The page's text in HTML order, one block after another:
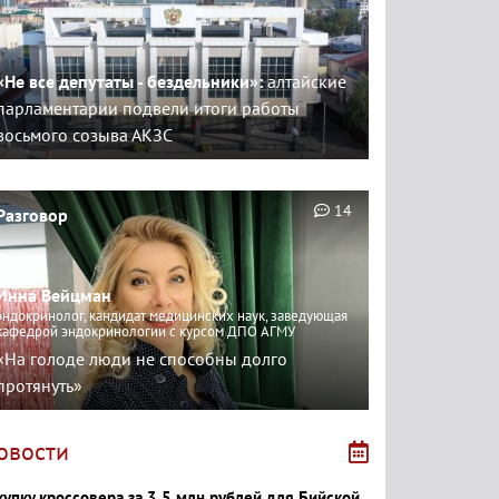
все депутаты - бездельники»:алтайские
подвели итоги работы
созыва АКЗС
Вейцман
кандидат медицинских наук, заведующая
эндокринологии с курсом ДПО АГМУ
голоде люди не способны долго
14